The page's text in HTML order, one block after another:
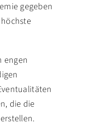
gegeben
engen
die die